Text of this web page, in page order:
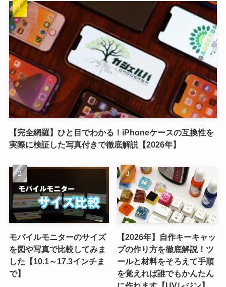
【完全網羅】ひと目でわかる！iPhoneケースの互換性を
実際に検証した写真付きで徹底解説【2026年】
モバイルモニターのサイズ
を図や写真で比較してみま
した【10.1～17.3インチま
で】
【2026年】自作キーキャッ
プの作り方を徹底解説！ツ
ールと材料をそろえて手順
を覚えれば誰でもかんたん